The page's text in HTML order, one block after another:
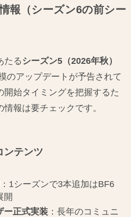
報（シーズン6の前シー
たる シーズン5（2026年秋）
のアップデートが予告されて
開始タイミングを把握するた
報は要チェックです。
ンテンツ
：1シーズンで3本追加はBF6
開
ー正式実装：長年のコミュニ